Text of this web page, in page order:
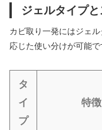
ジェルタイプ
カビ取り一発にはジェ
応じた使い分けが可能で
タ
イ
プ
特徴